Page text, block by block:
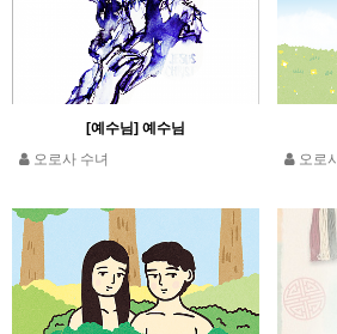
[예수님] 예수님
오로사 수녀
오로